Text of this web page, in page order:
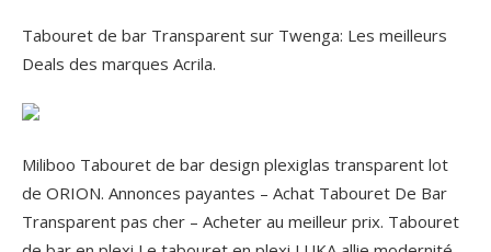
Tabouret de bar Transparent sur Twenga: Les meilleurs
Deals des marques Acrila.
Miliboo Tabouret de bar design plexiglas transparent lot
de ORION. Annonces payantes – Achat Tabouret De Bar
Transparent pas cher – Acheter au meilleur prix. Tabouret